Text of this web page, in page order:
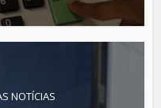
NOTÍCIAS